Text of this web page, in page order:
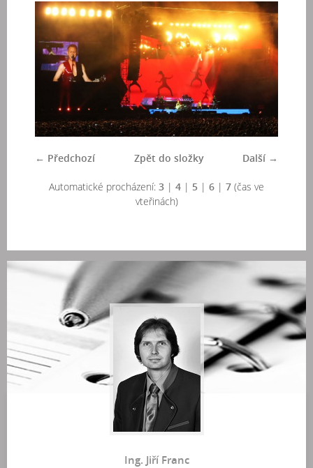
← Předchozí Další →
Zpět do složky
Automatické procházení: 3 | 4 | 5 | 6 | 7 (čas ve
vteřinách)
Ing. Jiří Franc